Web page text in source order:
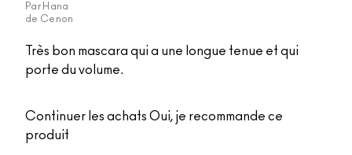
Par Hana
de Cenon
Très bon mascara qui a une longue tenue et qui
porte du volume.
Continuer les achats Oui, je recommande ce
produit